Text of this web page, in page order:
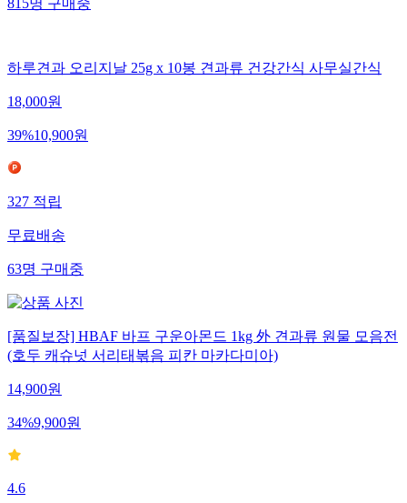
815명구매중
하루견과 오리지날 25g x 10봉 견과류 건강간식 사무실간식
18,000원
39%10,900원
327적립
무료배송
63명구매중
[품질보장] HBAF 바프 구운아몬드 1kg 外 견과류 원물 모음전
(호두 캐슈넛 서리태볶음 피칸 마카다미아)
14,900원
34%9,900원
4.6